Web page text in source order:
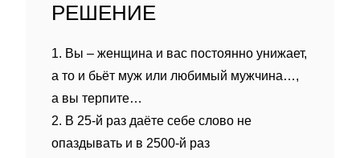
РЕШЕНИЕ
1. Вы – женщина и вас постоянно унижает,
а то и бьёт муж или любимый мужчина…,
а вы терпите…
2. В 25-й раз даёте себе слово не
опаздывать и в 2500-й раз